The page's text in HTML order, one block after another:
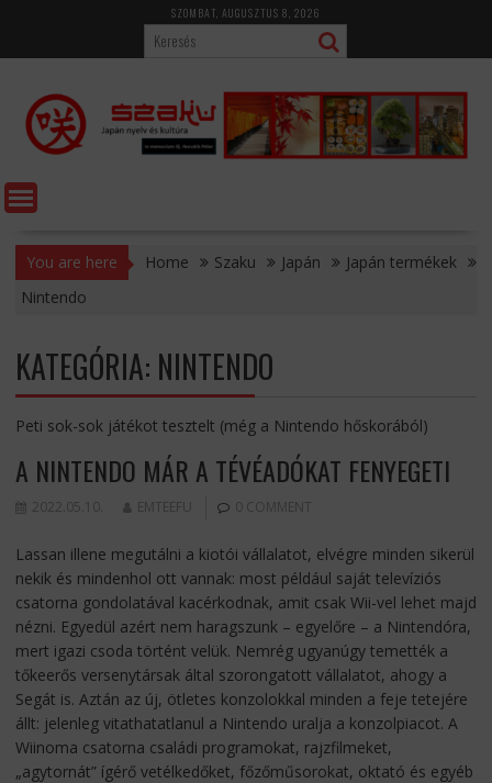
content
SZOMBAT, AUGUSZTUS 8, 2026
You are here Home Szaku Japán
Japán termékek
Nintendo
KATEGÓRIA: NINTENDO
Peti sok-sok játékot tesztelt (még a Nintendo hőskorából)
A NINTENDO MÁR A TÉVÉADÓKAT FENYEGETI
2022.05.10. EMTEEFU 0 COMMENT
Lassan illene megutálni a kiotói vállalatot, elvégre minden sikerül
nekik és mindenhol ott vannak: most például saját televíziós
csatorna gondolatával kacérkodnak, amit csak Wii-vel lehet majd
nézni. Egyedül azért nem haragszunk – egyelőre – a Nintendóra,
mert igazi csoda történt velük. Nemrég ugyanúgy temették a
tőkeerős versenytársak által szorongatott vállalatot, ahogy a
Segát is. Aztán az új, ötletes konzolokkal minden a feje tetejére
állt: jelenleg vitathatatlanul a Nintendo uralja a konzolpiacot. A
Wiinoma csatorna családi programokat, rajzfilmeket,
„agytornát” ígérő vetélkedőket, főzőműsorokat, oktató és egyéb